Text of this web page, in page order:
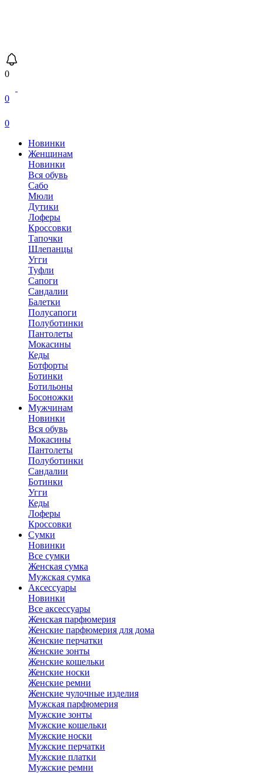
0
0
0
Новинки
Женщинам
Новинки
Вся обувь
Сабо
Мюли
Дутики
Лоферы
Кроссовки
Тапочки
Шлепанцы
Угги
Туфли
Сапоги
Сандалии
Балетки
Полусапоги
Полуботинки
Пантолеты
Мокасины
Кеды
Ботфорты
Ботинки
Ботильоны
Босоножки
Мужчинам
Новинки
Вся обувь
Мокасины
Пантолеты
Полуботинки
Сандалии
Ботинки
Угги
Кеды
Лоферы
Кроссовки
Сумки
Новинки
Все сумки
Женская сумка
Мужская сумка
Аксессуары
Новинки
Все аксессуары
Женская парфюмерия
Женские парфюмерия для дома
Женские перчатки
Женские зонты
Женские кошельки
Женские носки
Женские ремни
Женские чулочные изделия
Мужская парфюмерия
Мужские зонты
Мужские кошельки
Мужские носки
Мужские перчатки
Мужские платки
Мужские ремни